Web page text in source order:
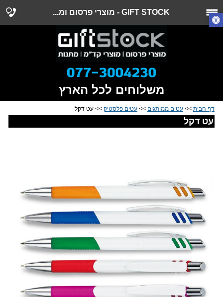
GIFT STOCK - מוצרי פרסום ומ...
משלוחים לכל הארץ
דף הבית >> עטים ממותגים >> עטים פלסטיק >> עט דקל
עט דקל